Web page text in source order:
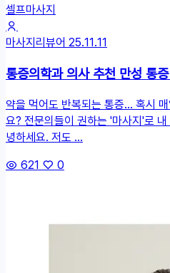
셀프마사지
마사지리뷰어 25.11.11
통증의학과 의사 추천 만성 통
약을 먹어도 반복되는 통증… 혹시
요? 전문의들이 권하는 '마사지'로
녕하세요. 저도 ...
621
0